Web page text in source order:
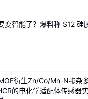
μM）和超低的检测
变智能了？爆料称 S12 硅
衍生Zn/Co/Mn-N掺杂
的电化学适配体传感器